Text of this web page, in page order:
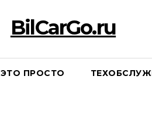
BilCarGo.ru
ПРОСТО